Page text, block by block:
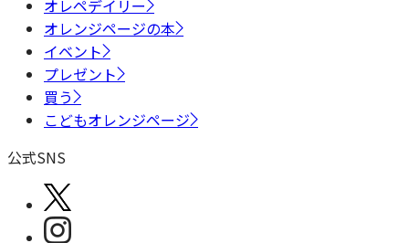
オレペデイリー
オレンジページの本
イベント
プレゼント
買う
こどもオレンジページ
公式SNS